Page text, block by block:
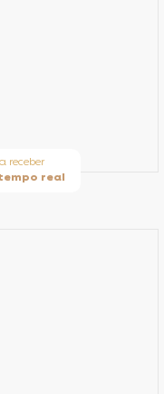
receber
real